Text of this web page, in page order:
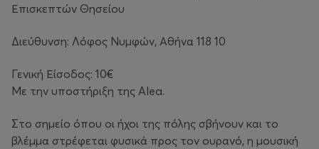
Επισκεπτών Θησείου
Διεύθυνση: Λόφος Νυμφών, Αθήνα 118 10
Γενική Είσοδος: 10€
Με την υποστήριξη της Alea.
Στο σημείο όπου οι ήχοι της πόλης σβήνουν και το
βλέμμα στρέφεται φυσικά προς τον ουρανό, η μουσική